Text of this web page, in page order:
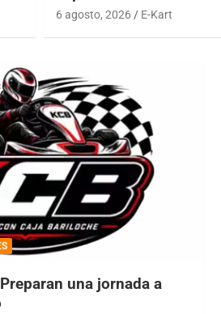
6 agosto, 2026 E-Kart
Preparan una jornada a